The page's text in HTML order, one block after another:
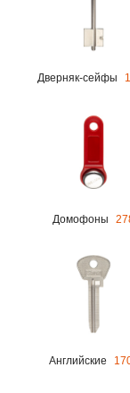
Дверняк-сейфы
Домофоны
Английские